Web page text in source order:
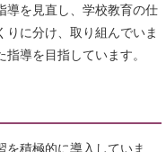
導を見直し、学校教育の仕
に分け、取り組んでいま
導を目指しています。
積極的に導入していま